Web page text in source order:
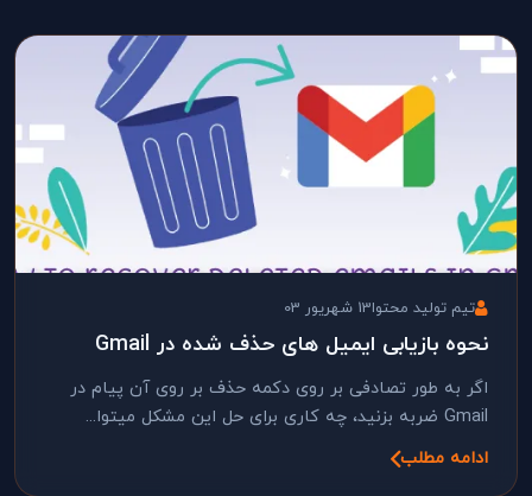
تیم تولید محتوا13 شهریور 03
نحوه بازیابی ایمیل های حذف شده در Gmail
اگر به طور تصادفی بر روی دکمه حذف بر روی آن پیام در
Gmail ضربه بزنید، چه کاری برای حل این مشکل میتوا...
ادامه مطلب